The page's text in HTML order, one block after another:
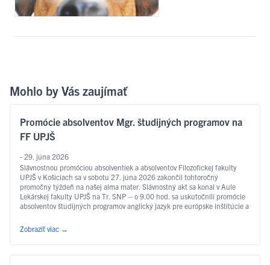
Mohlo by Vás zaujímať
Promócie absolventov Mgr. študijných programov na
FF UPJŠ
- 29. júna 2026
Slávnostnou promóciou absolventiek a absolventov Filozofickej fakulty
UPJŠ v Košiciach sa v sobotu 27. júna 2026 zakončil tohtoročný
promočný týždeň na našej alma mater. Slávnostný akt sa konal v Aule
Lekárskej fakulty UPJŠ na Tr. SNP – o 9.00 hod. sa uskutočnili promócie
absolventov študijných programov anglický jazyk pre európske inštitúcie a
Čítať ďalej
Zobraziť viac →